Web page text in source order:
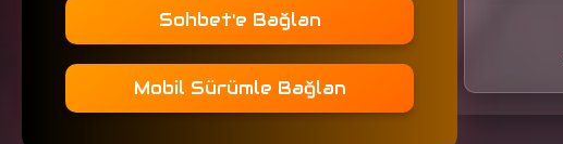
Sohbet'e Bağlan
Mobil Sürümle Bağlan